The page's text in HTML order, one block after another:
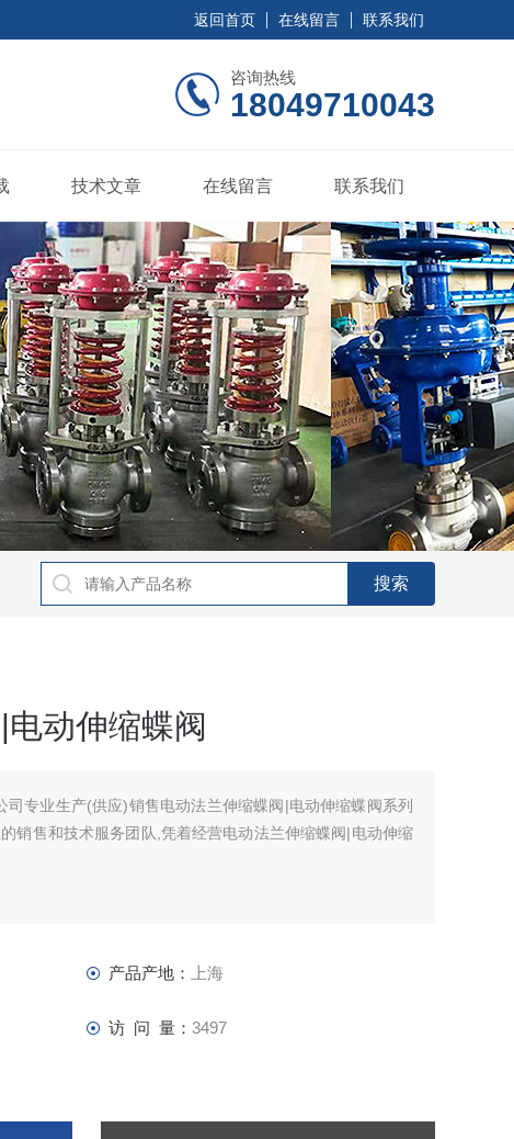
返回首页 在线留言 联系我们
咨询热线
18049710043
技术文章 在线留言 联系我们
动伸缩蝶阀
司专业生产(供应)销售电动法兰伸缩蝶阀|电动伸缩蝶阀系列
销售和技术服务团队,凭着经营电动法兰伸缩蝶阀|电动伸缩
产品产地： 上海
访 问 量： 3497